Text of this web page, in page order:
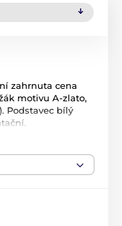
zahrnuta cena
motivu A-zlato,
Podstavec bílý